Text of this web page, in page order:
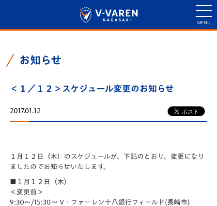
お知らせ
＜１／１２＞スケジュール変更のお知らせ
2017.01.12
１月１２日（木）のスケジュールが、下記のとおり、変更になり
ましたのでお知らせいたします。
■１月１２日（木）
＜変更前＞
9:30～/15:30～ V・ファーレン十八銀行フィールド(長崎市)